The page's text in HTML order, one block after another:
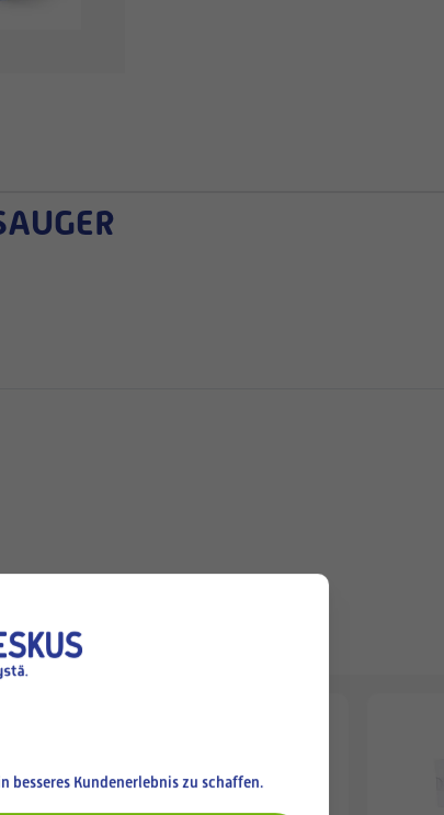
besseres Kundenerlebnis zu schaffen.